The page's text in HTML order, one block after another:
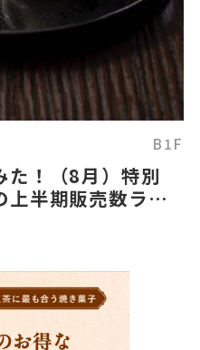
B1F
た！（8月）特別
半期販売数ラン